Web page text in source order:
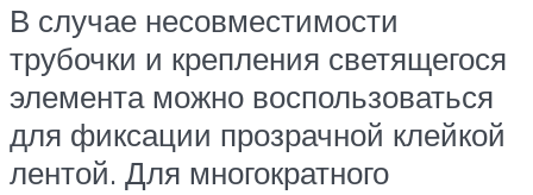
В случае несовместимости
трубочки и крепления светящегося
элемента можно воспользоваться
для фиксации прозрачной клейкой
лентой. Для многократного